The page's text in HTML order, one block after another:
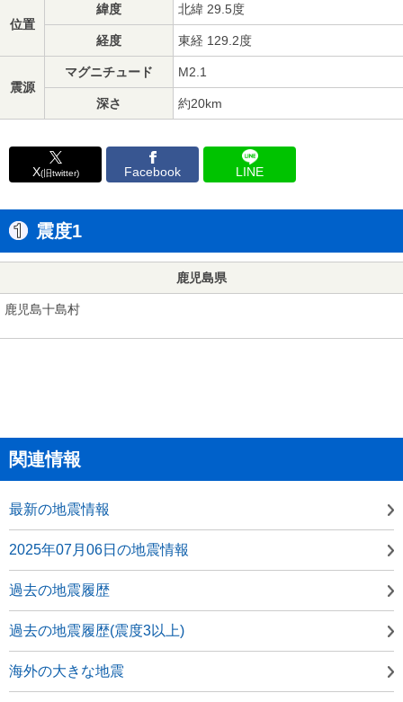
位置
緯度 北緯 29.5度
経度 東経 129.2度
震源
マグニチュード M2.1
深さ 約20km
X(旧twitter) Facebook LINE
震度1
鹿児島県
鹿児島十島村
関連情報
最新の地震情報
2025年07月06日の地震情報
過去の地震履歴
過去の地震履歴(震度3以上)
海外の大きな地震